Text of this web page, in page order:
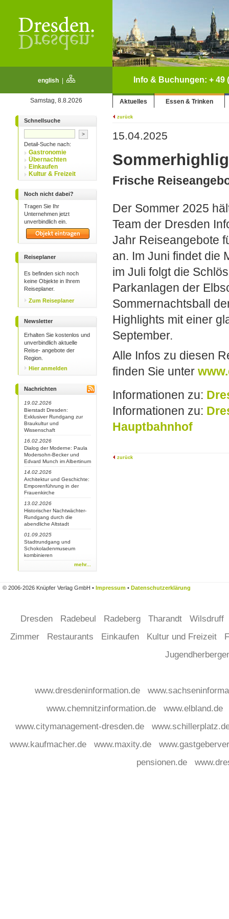
english| Info & Buchungen: + 49
Samstag, 8.8.2026 Aktuelles Essen & Trinken
Schnellsuche
Detail-Suche nach:
Gastronomie
Übernachten
Einkaufen
Kultur & Freizeit
Noch nicht dabei?
Tragen Sie Ihr
Unternehmen jetzt
unverbindlich ein.
Reiseplaner
Es befinden sich noch
keine Objekte in Ihrem
Reiseplaner.
Zum Reiseplaner
Newsletter
Erhalten Sie kostenlos und
unverbindlich aktuelle
Reise- angebote der
Region.
Hier anmelden
Nachrichten
19.02.2026
Bierstadt Dresden:
Exklusiver Rundgang zur
Braukultur und
Wissenschaft
16.02.2026
Dialog der Moderne: Paula
Modersohn-Becker und
Edvard Munch im Albertinum
14.02.2026
Architektur und Geschichte:
Emporenführung in der
Frauenkirche
13.02.2026
Historischer Nachtwächter-
Rundgang durch die
abendliche Altstadt
01.09.2025
Stadtrundgang und
Schokoladenmuseum
kombinieren
mehr...
zurück
15.04.2025
Frische
Der Sommer 2025
Team der Dresden
Jahr Reiseangebote
an. Im Juni findet die
im Juli folgt die
Parkanlagen der
Sommernachtsball
Highlights mit einer
September.
Alle Infos zu diesen
finden Sie unter
Informationen zu:
Informationen zu:
Hauptbahnhof
zurück
© 2006-2026 Knüpfer Verlag GmbH • Impressum • Datenschutzerklärung
Dresden Radebeul Radeberg Tharandt
Wilsdruff
Zimmer
Restaurants Einkaufen Kultur und Freizeit
www.dresdeninformation.de
www.chemnitzinformation.de
www.elbland.de
www.citymanagement-dresden.de
www.kaufmacher.de
www.maxity.de
pensionen.de